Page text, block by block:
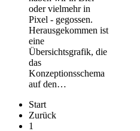
oder vielmehr in
Pixel - gegossen.
Herausgekommen ist
eine
Übersichtsgrafik, die
das
Konzeptionsschema
auf den…
Start
Zurück
1